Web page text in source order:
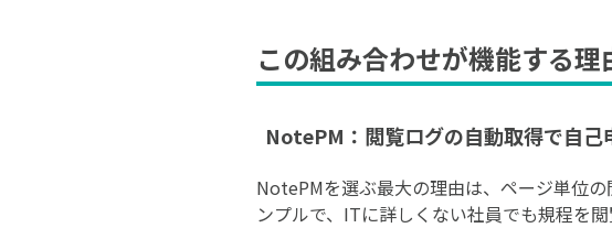
この組み合わせが機能する理
NotePM：閲覧ログの自動取得で自己
NotePMを選ぶ最大の理由は、ページ単位
ンプルで、ITに詳しくない社員でも規程を